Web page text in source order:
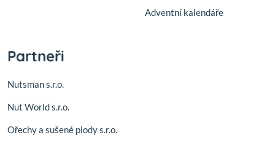
Adventní kalendáře
Partneři
Nutsman s.r.o.
Nut World s.r.o.
Ořechy a sušené plody s.r.o.